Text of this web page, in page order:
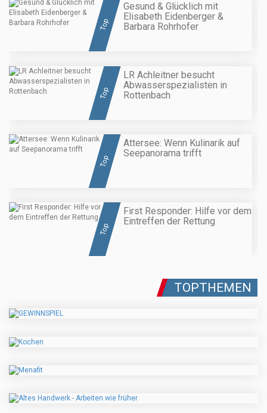
Top
Gesund & Glücklich mit
Elisabeth Eidenberger &
Barbara Rohrhofer
Top
LR Achleitner besucht
Abwasserspezialisten in
Rottenbach
Top
Attersee: Wenn Kulinarik auf
Seepanorama trifft
Top
First Responder: Hilfe vor dem
Eintreffen der Rettung
TOPTHEMEN